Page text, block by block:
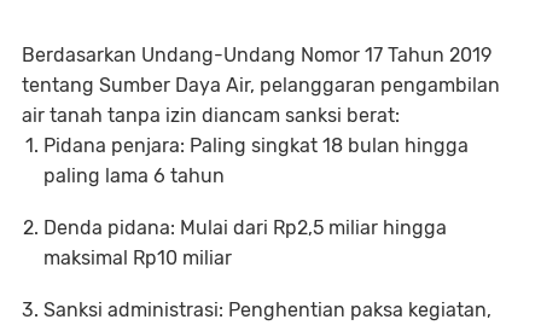
Berdasarkan Undang-Undang Nomor 17 Tahun 2019
tentang Sumber Daya Air, pelanggaran pengambilan
air tanah tanpa izin diancam sanksi berat:
Pidana penjara: Paling singkat 18 bulan hingga
paling lama 6 tahun
​Denda pidana: Mulai dari Rp2,5 miliar hingga
maksimal Rp10 miliar
​Sanksi administrasi: Penghentian paksa kegiatan,